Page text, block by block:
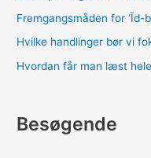
Fremgangsmåden for ‘Īd-
Hvilke handlinger bør vi
Hvordan får man læst
Besøgende